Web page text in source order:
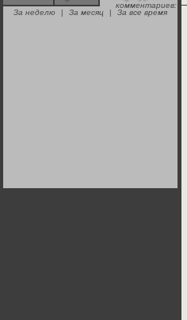
"Аркадий Коц" на
эгалите-фесте "Не
комментариев:
За неделю
| За месяц | За все время